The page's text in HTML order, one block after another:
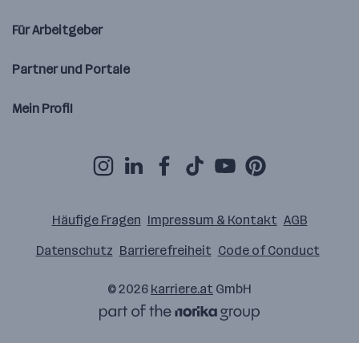
Für Arbeitgeber
Partner und Portale
Mein Profil
Häufige Fragen Impressum & Kontakt AGB
Datenschutz Barrierefreiheit Code of Conduct
© 2026 karriere.at GmbH